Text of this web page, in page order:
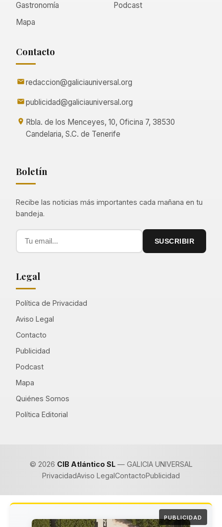
Gastronomía
Podcast
Mapa
Contacto
redaccion@galiciauniversal.org
publicidad@galiciauniversal.org
Rbla. de los Menceyes, 10, Oficina 7, 38530
Candelaria, S.C. de Tenerife
Boletín
Recibe las noticias más importantes cada mañana en tu
bandeja.
SUSCRIBIR
Legal
Política de Privacidad
Aviso Legal
Contacto
Publicidad
Podcast
Mapa
Quiénes Somos
Política Editorial
© 2026 CIB Atlántico SL— GALICIA UNIVERSAL
PrivacidadAviso LegalContactoPublicidad
PUBLICIDAD